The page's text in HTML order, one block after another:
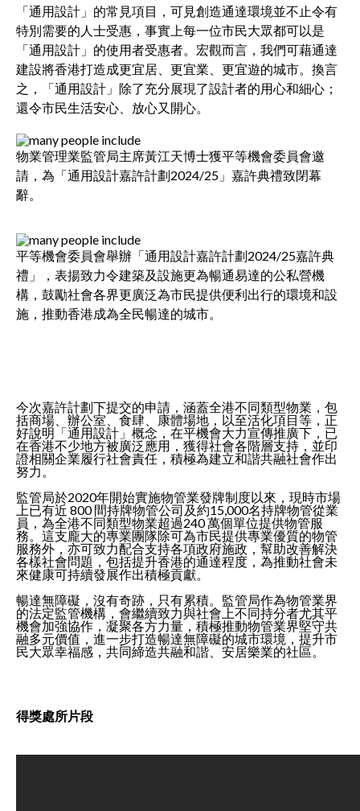
「通用設計」的常見項目，可見創造通達環境並不止令有
特別需要的人士受惠，事實上每一位市民大眾都可以是
「通用設計」的使用者受惠者。宏觀而言，我們可藉通達
建設將香港打造成更宜居、更宜業、更宜遊的城市。換言
之，「通用設計」除了充分展現了設計者的用心和細心；
還令市民生活安心、放心又開心。​​​​​​​
物業管理業監管局主席黃江天博士獲平等機會委員會邀
請，為「通用設計嘉許計劃2024/25」嘉許典禮致閉幕
辭。
平等機會委員會舉辦「通用設計嘉許計劃2024/25嘉許典
禮」，表揚致力令建築及設施更為暢通易達的公私營機
構，鼓勵社會各界更廣泛為市民提供便利出行的環境和設
施，推動香港成為全民暢達的城市。
今次嘉許計劃下提交的申請，涵蓋全港不同類型物業，包
括商場、辦公室、食肆、康體場地，以至活化項目等，正
好說明「通用設計」概念，在平機會大力宣傳推廣下，已
在香港不少地方被廣泛應用，獲得社會各階層支持，並印
證相關企業履行社會責任，積極為建立和諧共融社會作出
努力。
監管局於2020年開始實施物管業發牌制度以來，現時市場
上已有近 800 間持牌物管公司及約15,000名持牌物管從業
員，為全港不同類型物業超過240 萬個單位提供物管服
務。這支龐大的專業團隊除可為市民提供專業優質的物管
服務外，亦可致力配合支持各項政府施政，幫助改善解決
各樣社會問題，包括提升香港的通達程度，為推動社會未
來健康可持續發展作出積極貢獻。
暢達無障礙，沒有奇跡，只有累積。監管局作為物管業界
的法定監管機構，會繼續致力與社會上不同持分者尤其平
機會加強協作，凝聚各方力量，積極推動物管業界堅守共
融多元價值，進一步打造暢達無障礙的城市環境，提升市
民大眾幸福感，共同締造共融和諧、安居樂業的社區。
得獎處所片段